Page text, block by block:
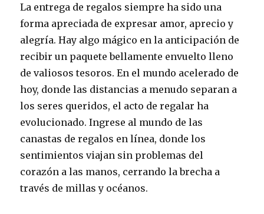
La entrega de regalos siempre ha sido una
forma apreciada de expresar amor, aprecio y
alegría. Hay algo mágico en la anticipación de
recibir un paquete bellamente envuelto lleno
de valiosos tesoros. En el mundo acelerado de
hoy, donde las distancias a menudo separan a
los seres queridos, el acto de regalar ha
evolucionado. Ingrese al mundo de las
canastas de regalos en línea, donde los
sentimientos viajan sin problemas del
corazón a las manos, cerrando la brecha a
través de millas y océanos.